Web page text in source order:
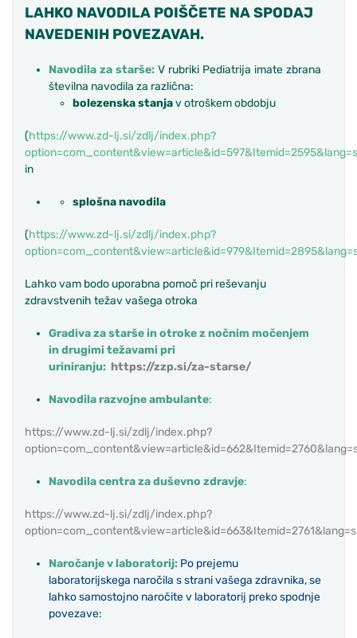
LAHKO NAVODILA POIŠČETE NA SPODAJ
NAVEDENIH POVEZAVAH.
Navodila za starše: V rubriki Pediatrija imate zbrana
številna navodila za različna:
bolezenska stanjav otroškem obdobju
(https://www.zd-lj.si/zdlj/index.php?
in
splošna navodila
(https://www.zd-lj.si/zdlj/index.php?
Lahko vam bodo uporabna pomoč pri reševanju
zdravstvenih težav vašega otroka
Gradiva za starše in otroke z nočnim močenjem
in drugimi težavami pri
uriniranju: https://zzp.si/za-starse/
Navodila razvojne ambulante:
https://www.zd-lj.si/zdlj/index.php?
Navodila centra za duševno zdravje:
https://www.zd-lj.si/zdlj/index.php?
Naročanje v laboratorij: Po prejemu
laboratorijskega naročila s strani vašega zdravnika, se
lahko samostojno naročite v laboratorij preko spodnje
povezave: